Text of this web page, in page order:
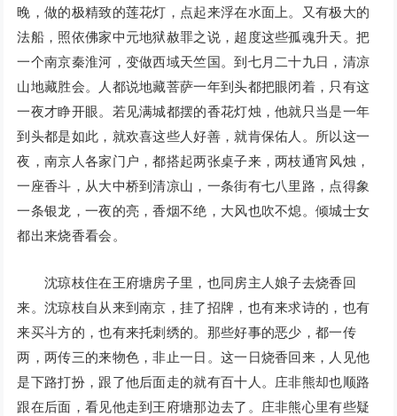
晚，做的极精致的莲花灯，点起来浮在水面上。又有极大的
法船，照依佛家中元地狱赦罪之说，超度这些孤魂升天。把
一个南京秦淮河，变做西域天竺国。到七月二十九日，清凉
山地藏胜会。人都说地藏菩萨一年到头都把眼闭着，只有这
一夜才睁开眼。若见满城都摆的香花灯烛，他就只当是一年
到头都是如此，就欢喜这些人好善，就肯保佑人。所以这一
夜，南京人各家门户，都搭起两张桌子来，两枝通宵风烛，
一座香斗，从大中桥到清凉山，一条街有七八里路，点得象
一条银龙，一夜的亮，香烟不绝，大风也吹不熄。倾城士女
都出来烧香看会。
沈琼枝住在王府塘房子里，也同房主人娘子去烧香回
来。沈琼枝自从来到南京，挂了招牌，也有来求诗的，也有
来买斗方的，也有来托刺绣的。那些好事的恶少，都一传
两，两传三的来物色，非止一日。这一日烧香回来，人见他
是下路打扮，跟了他后面走的就有百十人。庄非熊却也顺路
跟在后面，看见他走到王府塘那边去了。庄非熊心里有些疑